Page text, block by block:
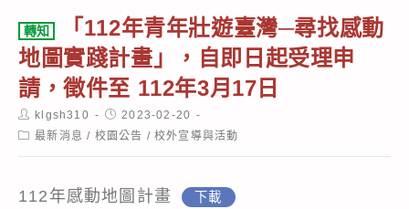
轉知
「112年青年壯遊臺灣─尋找感動
地圖實踐計畫」，自即日起受理申
請，徵件至 112年3月17日
Post
author:
klgsh310
Post
published:
2023-02-20
Post最新消息 / 校園公告 / 校外宣導與活動
112年感動地圖計畫 下載